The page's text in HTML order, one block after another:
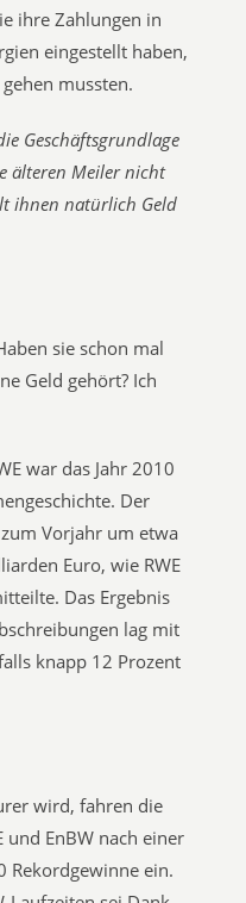
ihre Zahlungen in
eingestellt haben,
mussten.
Geschäftsgrundlage
älteren Meiler nicht
ihnen natürlich Geld
sie schon mal
Geld gehört? Ich
war das Jahr 2010
Der
Vorjahr um etwa
Euro, wie RWE
Das Ergebnis
lag mit
knapp 12 Prozent
wird, fahren die
und EnBW nach einer
Rekordgewinne ein.